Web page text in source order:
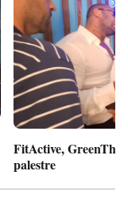
FitActive,
palestre